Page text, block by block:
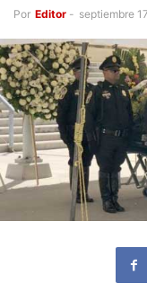
Por Editor - septiembre